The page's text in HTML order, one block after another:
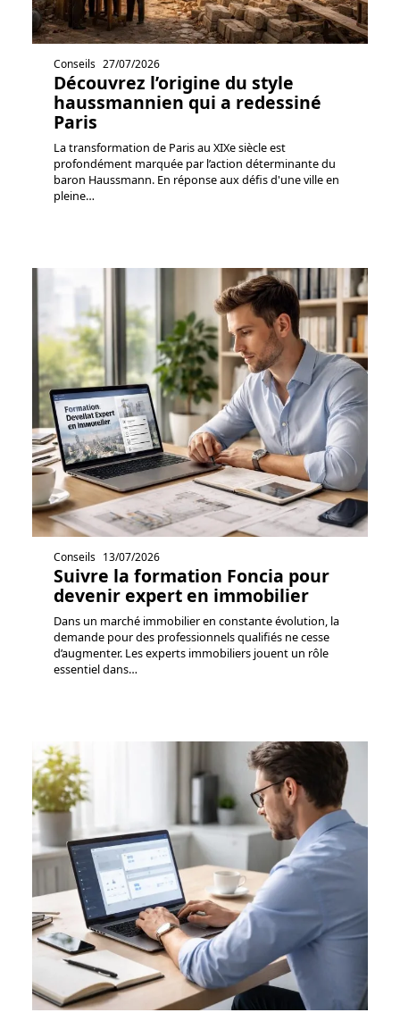
Conseils 27/07/2026
Découvrez l’origine du style
haussmannien qui a redessiné
Paris
La transformation de Paris au XIXe siècle est
profondément marquée par l’action déterminante du
baron Haussmann. En réponse aux défis d'une ville en
pleine…
Conseils 13/07/2026
Suivre la formation Foncia pour
devenir expert en immobilier
Dans un marché immobilier en constante évolution, la
demande pour des professionnels qualifiés ne cesse
d’augmenter. Les experts immobiliers jouent un rôle
essentiel dans…